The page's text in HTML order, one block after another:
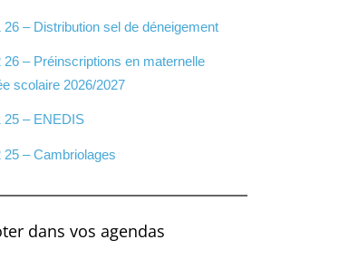
26 – Distribution sel de déneigement
26 – Préinscriptions en maternelle
scolaire 2026/2027
25 – ENEDIS
25 – Cambriolages
dans vos agendas